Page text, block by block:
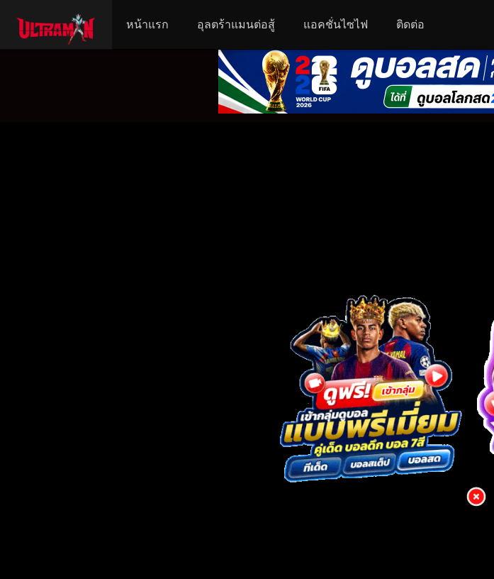
หน้าแรก อุลตร้าแมนต่อสู้ แอคชั่นไซไฟ ติดต่อ